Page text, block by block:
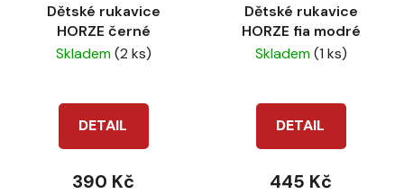
Dětské rukavice
HORZE černé
Skladem(2 ks)
DETAIL
390 Kč
Dětské rukavice
HORZE fia modré
Skladem(1 ks)
DETAIL
445 Kč